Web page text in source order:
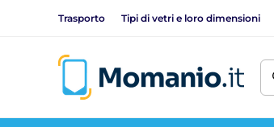
Trasporto Tipi di vetri e loro dimensioni